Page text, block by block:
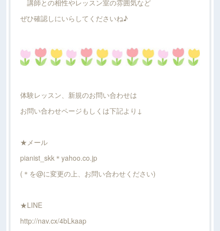
講師との相性やレッスン室の雰囲気など
ぜひ確認しにいらしてくださいね♪
体験レッスン、新規のお問い合わせは
お問い合わせページもしくは下記より↓
★メール
pianist_skk＊yahoo.co.jp
(＊を@に変更の上、お問い合わせください)
★LINE
http://nav.cx/4bLkaap